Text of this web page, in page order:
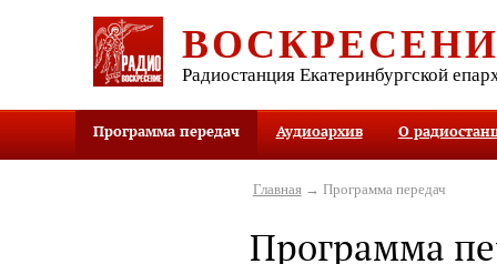
Радиостанция Екатеринбургской
Программа передач Аудиоархив О
Главная→ Программа передач
Программа